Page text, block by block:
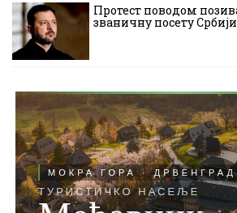
Протест поводом
званичну посету Србији